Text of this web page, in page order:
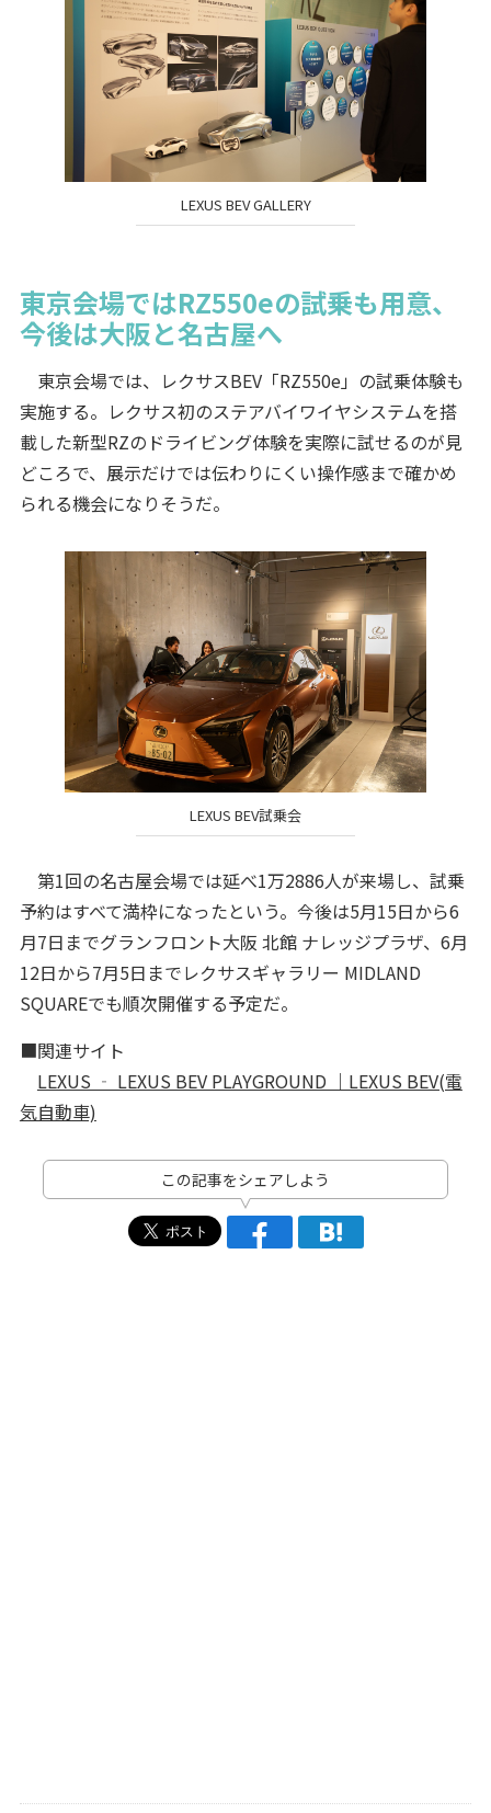
LEXUS BEV GALLERY
東京会場ではRZ550eの試乗も用意、
今後は大阪と名古屋へ
東京会場では、レクサスBEV「RZ550e」の試乗体験も
実施する。レクサス初のステアバイワイヤシステムを搭
載した新型RZのドライビング体験を実際に試せるのが見
どころで、展示だけでは伝わりにくい操作感まで確かめ
られる機会になりそうだ。
LEXUS BEV試乗会
第1回の名古屋会場では延べ1万2886人が来場し、試乗
予約はすべて満枠になったという。今後は5月15日から6
月7日までグランフロント大阪 北館 ナレッジプラザ、6月
12日から7月5日までレクサスギャラリー MIDLAND
SQUAREでも順次開催する予定だ。
■関連サイト
LEXUS ‐ LEXUS BEV PLAYGROUND ｜LEXUS BEV(電
気自動車)
この記事をシェアしよう